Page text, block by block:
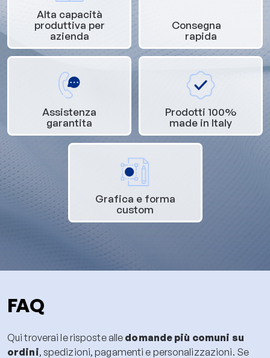
Alta capacità
produttiva per
azienda
Consegna
rapida
Assistenza
garantita
Prodotti 100%
made in Italy
Grafica e forma
custom
FAQ
Qui troverai le risposte alle domande più comuni su
ordini, spedizioni, pagamenti e personalizzazioni. Se